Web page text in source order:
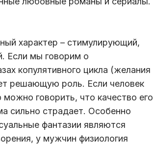
характер – стимулирующий,
Если мы говорим о
копулятивного цикла (желания
решающую роль. Если человек
говорить, что качество его
сильно страдает. Особенно
фантазии являются
у мужчин физиология